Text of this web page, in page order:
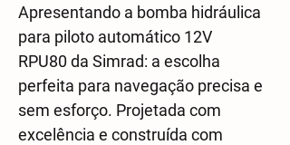
Apresentando a bomba hidráulica
para piloto automático 12V
RPU80 da Simrad: a escolha
perfeita para navegação precisa e
sem esforço. Projetada com
excelência e construída com